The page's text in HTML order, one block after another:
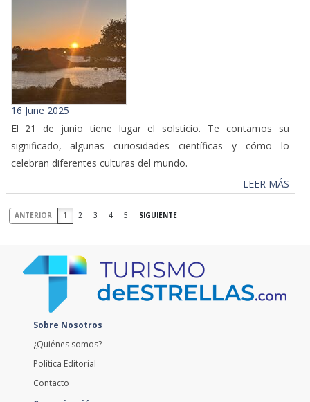
16 June 2025
El 21 de junio tiene lugar el solsticio. Te contamos su
significado, algunas curiosidades científicas y cómo lo
celebran diferentes culturas del mundo.
LEER MÁS
ANTERIOR 1 2 3 4 5 SIGUIENTE
Sobre Nosotros
¿Quiénes somos?
Política Editorial
Contacto